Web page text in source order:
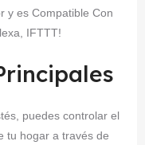
y es Compatible Con
IFTTT!
puedes controlar el
tu hogar a través de